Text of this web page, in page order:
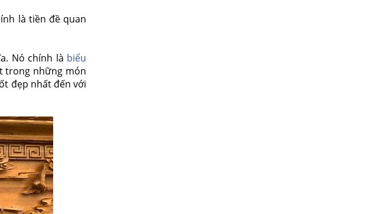
là tiền đề quan
Nó chính là biểu
trong những món
đẹp nhất đến với